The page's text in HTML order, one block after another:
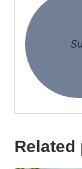
Related